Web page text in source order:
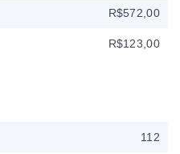
R$572,00
R$123,00
112